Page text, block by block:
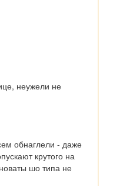
неужели не
обнаглели - даже
крутого на
шо типа не